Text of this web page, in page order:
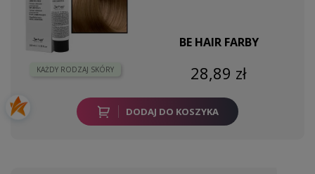
KAŻDY RODZAJ SKÓRY
BE HAIR FARBY
28,89 zł
DODAJ DO KOSZYKA